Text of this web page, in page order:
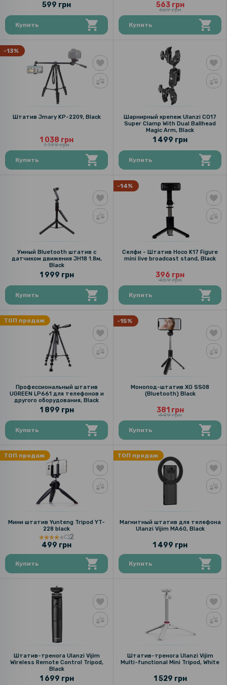
599 грн
Купить
563 грн
669 грн
Купить
-13%
Штатив Jmary KP-2209, Black
1 038 грн
1 199 грн
Купить
Шарнирный крепеж Ulanzi CO17
Super Clamp With Dual Ballhead
Magic Arm, Black
1 499 грн
Купить
Умный Bluetooth штатив с
датчиком движения JH18 1.8м,
Black
1 999 грн
Купить
-14%
Селфи - Штатив Hoco K17 Figure
mini live broadcast stand, Black
396 грн
459 грн
Купить
ТОП продаж
Профессиональный штатив
UGREEN LP661 для телефонов и
другого оборудования, Black
1 899 грн
Купить
-15%
Монопод-штатив XO SS08
(Bluetooth) Black
381 грн
449 грн
Купить
ТОП продаж
Мини штатив Yunteng Tripod YT-
228 black
2
499 грн
Купить
ТОП продаж
Магнитный штатив для телефона
Ulanzi Vijim MA60, Black
1 499 грн
Купить
Штатив-тренога Ulanzi Vijim
Wireless Remote Control Tripod,
Black
1 699 грн
Штатив-тренога Ulanzi Vijim
Multi-functional Mini Tripod, White
1 529 грн